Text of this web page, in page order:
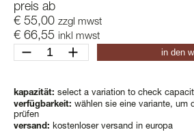
preis ab
€ 55,00 zzgl mwst
€ 66,55 inkl mwst
tertio
h
in den
kapazität: select a variation to check
verfügbarkeit: wählen sie eine variante, um
prüfen
versand: kostenloser versand in europa